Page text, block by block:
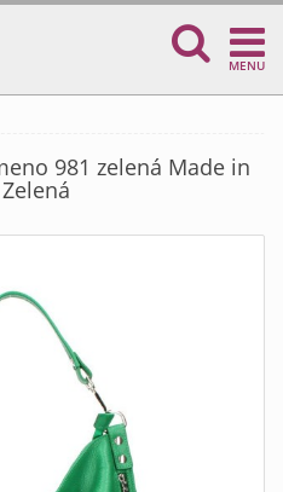
MENU
981 zelená Made in